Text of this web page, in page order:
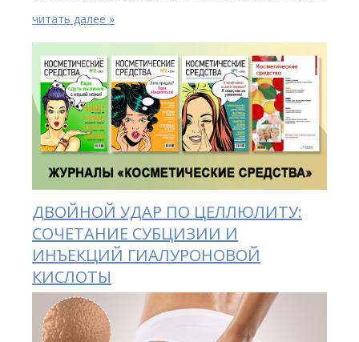
читать далее »
ДВОЙНОЙ УДАР ПО ЦЕЛЛЮЛИТУ:
СОЧЕТАНИЕ СУБЦИЗИИ И
ИНЪЕКЦИЙ ГИАЛУРОНОВОЙ
КИСЛОТЫ